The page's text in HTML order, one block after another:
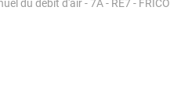
du débit d'air - 7A - RE7 - FRICO